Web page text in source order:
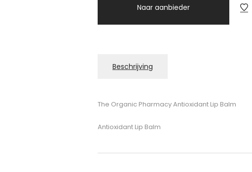
Naar aanbieder
Beschrijving
The Organic Pharmacy Antioxidant Lip Balm
Antioxidant Lip Balm